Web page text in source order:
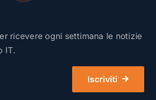
ricevere ogni settimana le notizie
IT.
Iscriviti